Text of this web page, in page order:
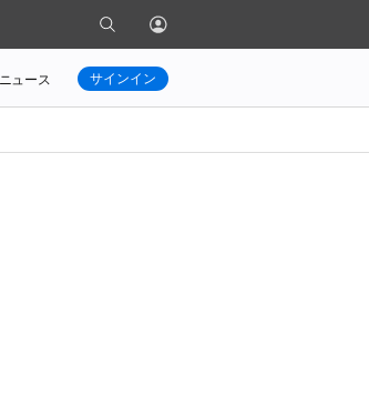
検
索
ペー
ジ
移
プ
ロ
フィー
ル
ニュー
ニュース サインイン